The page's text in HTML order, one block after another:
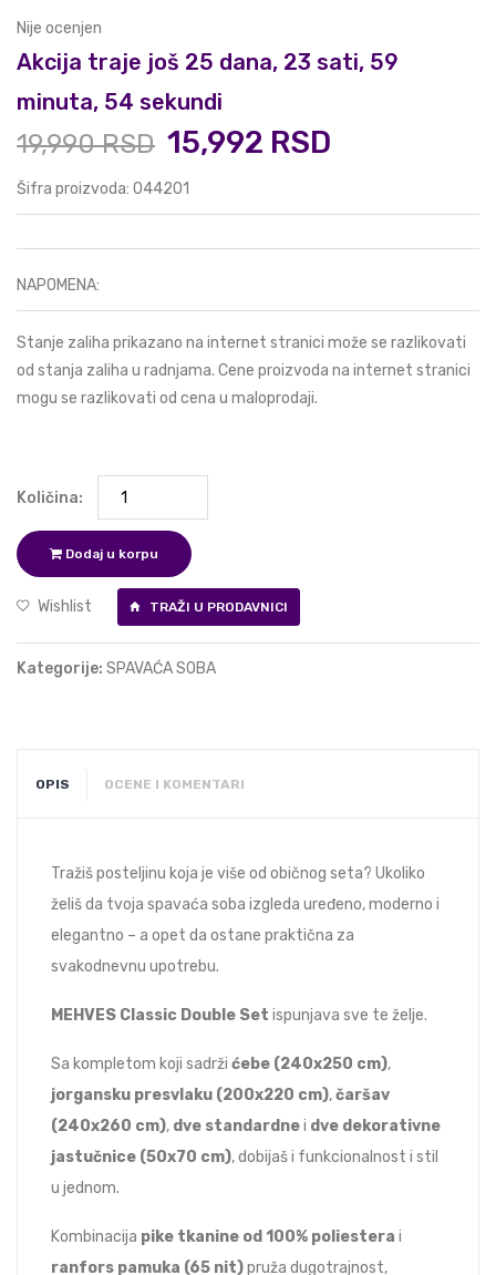
Nije ocenjen
Akcija traje još 25 dana, 23 sati, 59
minuta, 53 sekundi
19,990 RSD 15,992 RSD
Šifra proizvoda: 044201
NAPOMENA:
Stanje zaliha prikazano na internet stranici može se razlikovati
od stanja zaliha u radnjama. Cene proizvoda na internet stranici
mogu se razlikovati od cena u maloprodaji.
Količina:
Dodaj u korpu
Wishlist TRAŽI U PRODAVNICI
Kategorije: SPAVAĆA SOBA
OPIS OCENE I KOMENTARI
Tražiš posteljinu koja je više od običnog seta? Ukoliko
želiš da tvoja spavaća soba izgleda uređeno, moderno i
elegantno – a opet da ostane praktična za
svakodnevnu upotrebu.
MEHVES Classic Double Set ispunjava sve te želje.
Sa kompletom koji sadrži ćebe (240x250 cm),
jorgansku presvlaku (200x220 cm),čaršav
(240x260 cm), dve standardnei dve dekorativne
jastučnice (50x70 cm), dobijaš i funkcionalnost i stil
u jednom.
Kombinacija pike tkanine od 100% poliestera i
ranfors pamuka (65 nit)pruža dugotrajnost,